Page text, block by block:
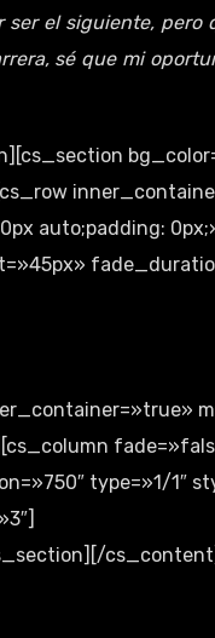
el siguiente, pero
sé que mi
auto;padding:
type=»1/1″
cs_content]